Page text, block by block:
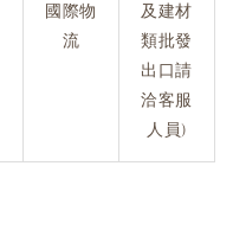
國際物
流
及建材
類批發
出口請
洽客服
人員)